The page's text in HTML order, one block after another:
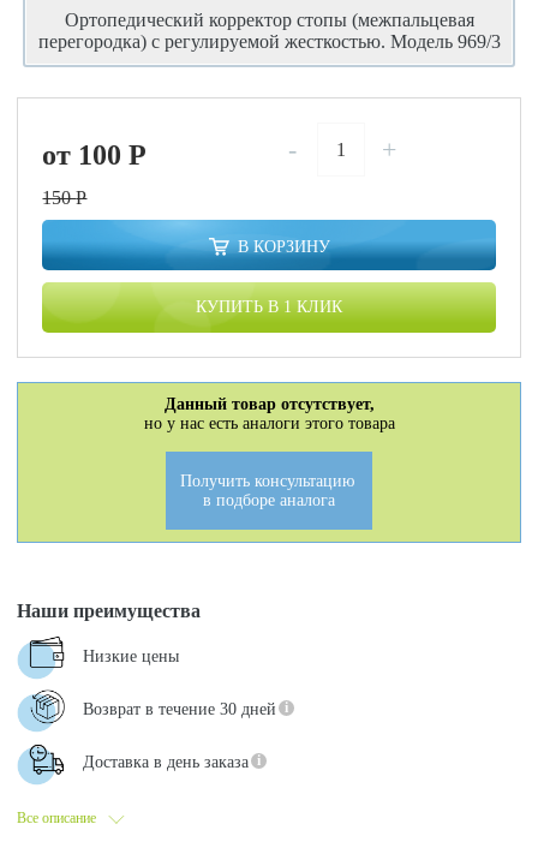
Ортопедический корректор стопы (межпальцевая
перегородка) с регулируемой жесткостью. Модель 969/3
от 100P
150P
- +
В КОРЗИНУ
КУПИТЬ В 1 КЛИК
Данный товар отсутствует,
но у нас есть аналоги этого товара
Получить консультацию
в подборе аналога
Все описание
Наши преимущества
Низкие цены
Возврат в течение 30 дней
Доставка в день заказа